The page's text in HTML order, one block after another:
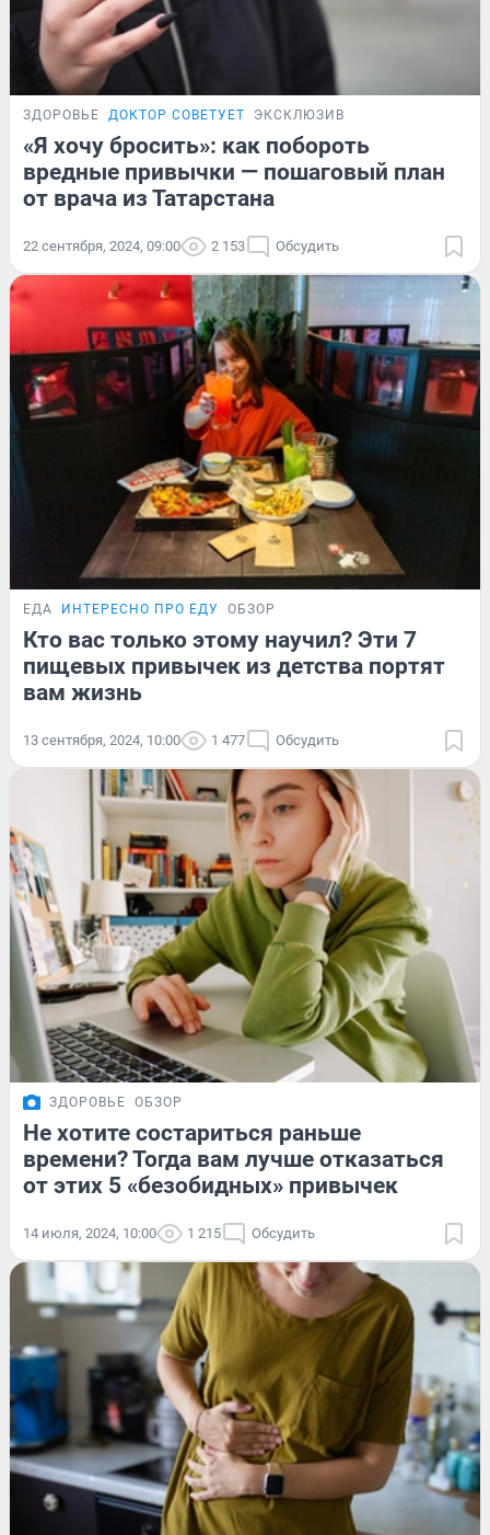
ЗДОРОВЬЕ ДОКТОР СОВЕТУЕТ ЭКСКЛЮЗИВ
«Я хочу бросить»: как побороть
вредные привычки — пошаговый план
от врача из Татарстана
22 сентября, 2024, 09:00 2 153 Обсудить
ЕДА ИНТЕРЕСНО ПРО ЕДУ ОБЗОР
Кто вас только этому научил? Эти 7
пищевых привычек из детства портят
вам жизнь
13 сентября, 2024, 10:00 1 477 Обсудить
ЗДОРОВЬЕ ОБЗОР
Не хотите состариться раньше
времени? Тогда вам лучше отказаться
от этих 5 «безобидных» привычек
14 июля, 2024, 10:00 1 215 Обсудить